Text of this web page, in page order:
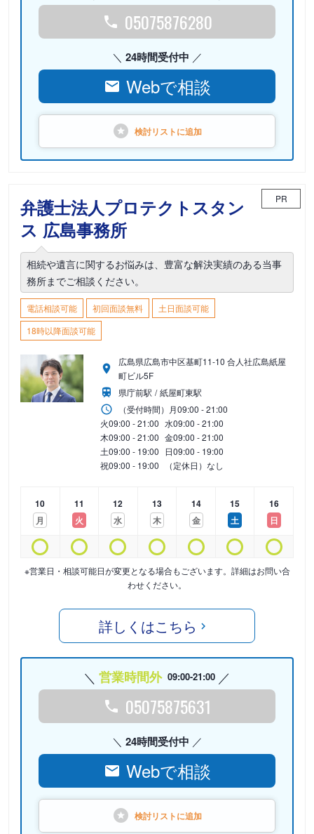
05075876280
24時間受付中
Webで相談
検討リストに追加
弁護士法人プロテクトスタン
ス 広島事務所
PR
相続や遺言に関するお悩みは、豊富な解決実績のある当事
務所までご相談ください。
電話相談可能 初回面談無料
土日面談可能
18時以降面談可能
広島県広島市中区基町11-10 合人社広島紙屋
町ビル5F
県庁前駅
紙屋町東駅
（受付時間） 月09:00 - 21:00
火09:00 - 21:00 水09:00 - 21:00
木09:00 - 21:00 金09:00 - 21:00
土09:00 - 19:00 日09:00 - 19:00
祝09:00 - 19:00 （定休日）なし
10
月
11
火
12
水
13
木
14
金
15
土
16
日
※営業日・相談可能日が変更となる場合もございます。詳細はお問い合
わせください。
詳しくはこちら
営業時間外 09:00-21:00
05075875631
24時間受付中
Webで相談
検討リストに追加